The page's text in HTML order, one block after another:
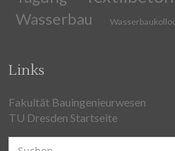
Wasserbau
Links
Fakultät Bauingenieurwesen
TU Dresden Startseite
Suchen